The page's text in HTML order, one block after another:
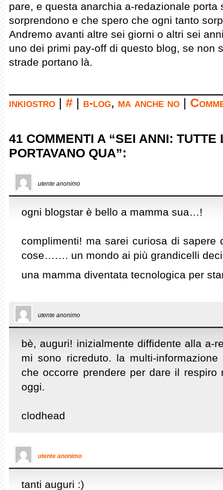
pare, e questa anarchia a-redazionale porta
sorprendono e che spero che ogni tanto
Andremo avanti altre sei giorni o altri sei
uno dei primi pay-off di questo blog, se non
strade portano là.
inkiostro # b-log, ma anche no
41 COMMENTI A “SEI ANNI: TUTTE
PORTAVANO QUA”:
utente anonimo
ogni blogstar è bello a mamma sua…!
complimenti! ma sarei curiosa di sapere
cose……. un mondo ai più grandicelli
una mamma diventata tecnologica per
utente anonimo
bè, auguri! inizialmente diffidente alla a-
mi sono ricreduto. la multi-
che occorre prendere per dare il respiro
oggi.
clodhead
utente anonimo
tanti auguri :)